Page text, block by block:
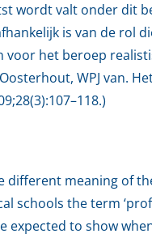
wordt valt onder dit
is van de rol
het beroep
WPJ van.
different meaning of
schools the term
expected to show